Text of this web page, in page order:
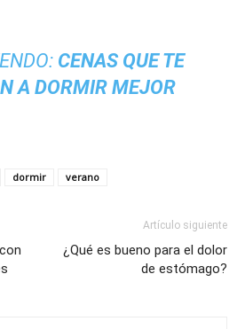
CENAS QUE TE
A DORMIR MEJOR
dormir verano
Artículo siguiente
¿Qué es bueno para el dolor
de estómago?